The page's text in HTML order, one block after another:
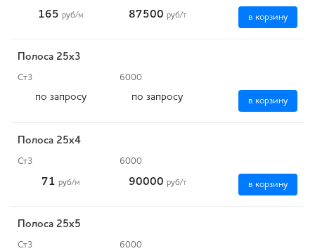
165 руб/м 87500 руб/т в корзину
Полоса 25x3
Ст3 6000
по запросу по запросу в корзину
Полоса 25x4
Ст3 6000
71 руб/м 90000 руб/т в корзину
Полоса 25x5
Ст3 6000